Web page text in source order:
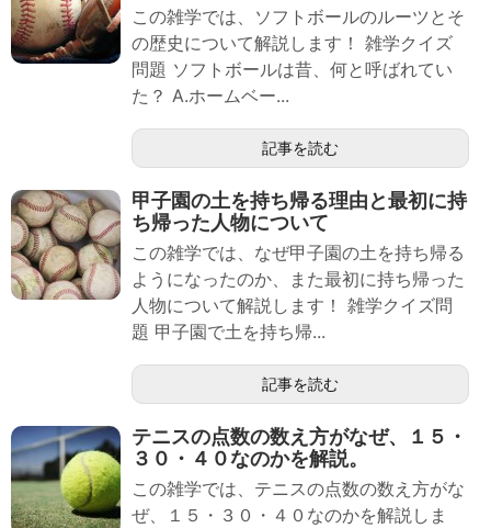
この雑学では、ソフトボールのルーツとそ
の歴史について解説します！ 雑学クイズ
問題 ソフトボールは昔、何と呼ばれてい
た？ A.ホームベー...
記事を読む
甲子園の土を持ち帰る理由と最初に持
ち帰った人物について
この雑学では、なぜ甲子園の土を持ち帰る
ようになったのか、また最初に持ち帰った
人物について解説します！ 雑学クイズ問
題 甲子園で土を持ち帰...
記事を読む
テニスの点数の数え方がなぜ、１５・
３０・４０なのかを解説。
この雑学では、テニスの点数の数え方がな
ぜ、１５・３０・４０なのかを解説しま